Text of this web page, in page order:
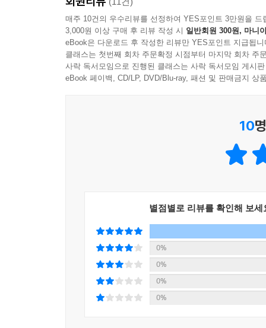
다는 사실 자체가 이미 좋은 출발점이라는 점입니
AI 시대에 자녀와 소통하는 부모란 기술을 완벽히
방향을 점검하는 동반자에 가깝습니다. 기술을 완
더 중요합니다.
“그렇다면 부모는 앞으로 무엇을 해야 하는가?”
부모는 더 이상 코칭하고 지식을 전달하는 사람
사람이어야 한다.
“왜 이런 답이 나왔을까?” “이걸 그대로 믿어도 될
이런 질문이 아이의 사고를 만든다. 그리고 이
부모의 불안은 사라지지 않는다. 하지만 방향이 생
“지금 이대로 가도 되는가”라는 불안을 “이렇게
매주 10건의 우수리뷰를 선정하여 YES포인트 3만원을 드
3,000원 이상 구매 후 리뷰 작성 시 일반회원 300원, 마니
eBook은 다운로드 후 작성한 리뷰만 YES포인트 지급됩니
클래스는 첫번째 회차 주문확정 시점부터 마지막 회차 주
사락 독서모임으로 진행된 클래스는 사락 독서모임 게시
eBook 페이백, CD/LP, DVD/Blu-ray, 패션 및 판매금지 상
10
별점별로 리뷰를 확인해 보세
0%
0%
0%
0%